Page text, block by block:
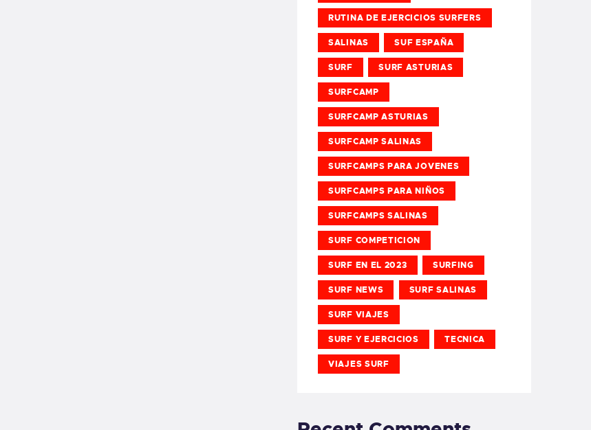
RUTINA DE EJERCICIOS SURFERS
SALINAS SUF ESPAÑA
SURF SURF ASTURIAS
SURFCAMP
SURFCAMP ASTURIAS
SURFCAMP SALINAS
SURFCAMPS PARA JOVENES
SURFCAMPS PARA NIÑOS
SURFCAMPS SALINAS
SURF COMPETICION
SURF EN EL 2023 SURFING
SURF NEWS SURF SALINAS
SURF VIAJES
SURF Y EJERCICIOS TECNICA
VIAJES SURF